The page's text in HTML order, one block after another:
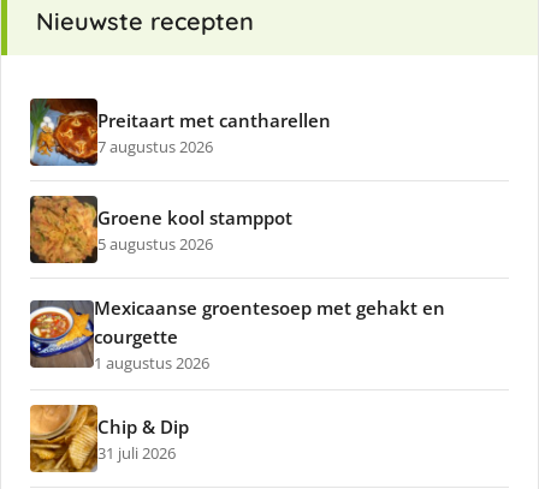
Nieuwste recepten
Preitaart met cantharellen
7 augustus 2026
Groene kool stamppot
5 augustus 2026
Mexicaanse groentesoep met gehakt en
courgette
1 augustus 2026
Chip & Dip
31 juli 2026